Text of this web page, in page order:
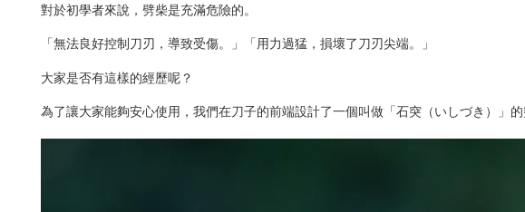
對於初學者來說，劈柴是充滿危險的。
「無法良好控制刀刃，導致受傷。」「用力過猛，損壞了刀刃尖端。」
大家是否有這樣的經歷呢？
為了讓大家能夠安心使用，我們在刀子的前端設計了一個叫做「石突（いしづき）」的